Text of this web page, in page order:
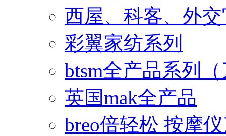
西屋、科客、外
彩翼家纺系列
btsm全产品系列
英国mak全产品
breo倍轻松 按摩